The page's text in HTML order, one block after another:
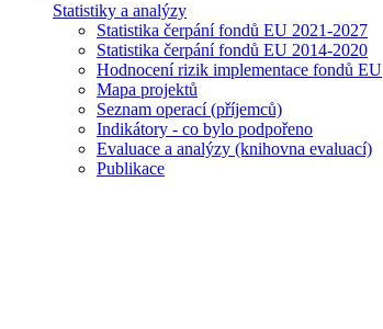
Statistiky a analýzy
Statistika čerpání fondů EU 2021-2027
Statistika čerpání fondů EU 2014-2020
Hodnocení rizik implementace fondů EU
Mapa projektů
Seznam operací (příjemců)
Indikátory - co bylo podpořeno
Evaluace a analýzy (knihovna evaluací)
Publikace